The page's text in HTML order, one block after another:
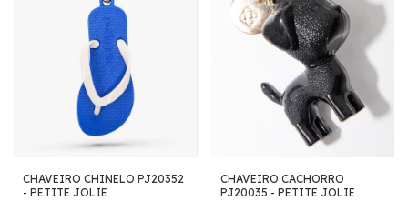
CHAVEIRO CHINELO PJ20352
- PETITE JOLIE
CHAVEIRO CACHORRO
PJ20035 - PETITE JOLIE